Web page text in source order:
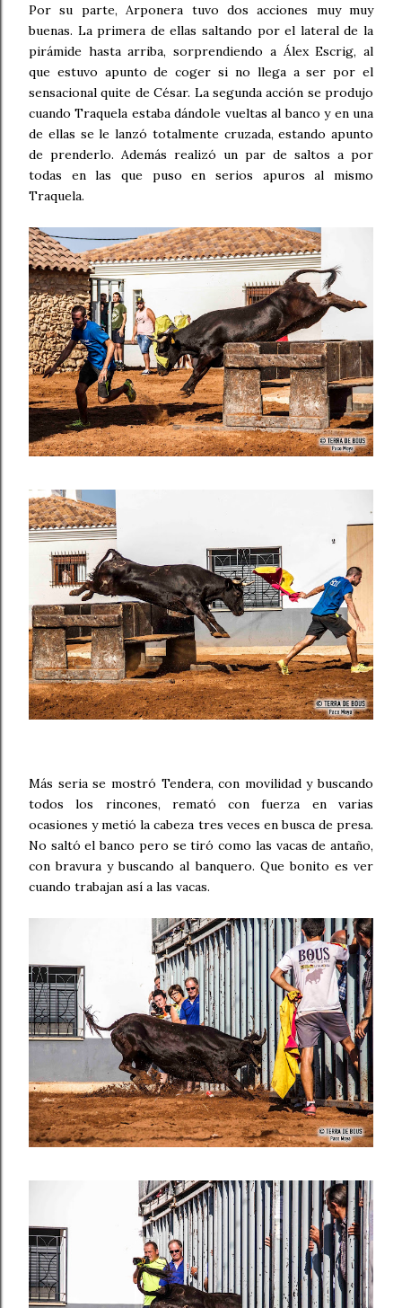
Por su parte, Arponera tuvo dos acciones muy muy
buenas. La primera de ellas saltando por el lateral de la
pirámide hasta arriba, sorprendiendo a Álex Escrig, al
que estuvo apunto de coger si no llega a ser por el
sensacional quite de César. La segunda acción se produjo
cuando Traquela estaba dándole vueltas al banco y en una
de ellas se le lanzó totalmente cruzada, estando apunto
de prenderlo. Además realizó un par de saltos a por
todas en las que puso en serios apuros al mismo
Traquela.
Más seria se mostró Tendera, con movilidad y buscando
todos los rincones, remató con fuerza en varias
ocasiones y metió la cabeza tres veces en busca de presa.
No saltó el banco pero se tiró como las vacas de antaño,
con bravura y buscando al banquero. Que bonito es ver
cuando trabajan así a las vacas.